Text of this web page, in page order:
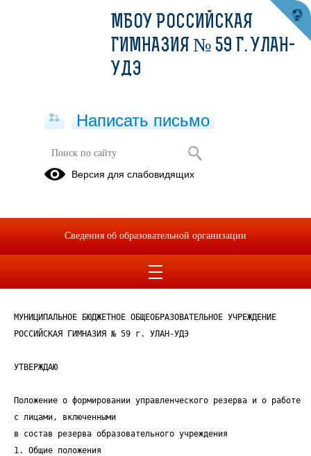
Положение о формировании
Опубликовано на сайте
МУНИЦИПАЛЬНОЕ БЮДЖЕТНОЕ ОБЩЕОБРАЗОВАТЕЛЬНОЕ УЧРЕЖДЕНИЕ
РОССИЙСКАЯ ГИМНАЗИЯ № 59 г. УЛАН-УДЭ
УТВЕРЖДАЮ
Положение о формировании управленческого резерва и о работе
с лицами, включенными
в состав резерва образовательного учреждения
1. Общие положения
МБОУ РОССИЙСКАЯ
ГИМНАЗИЯ № 59 Г. УЛАН-
УДЭ
Написать письмо
Версия для слабовидящих
Сведения об образовательной организации